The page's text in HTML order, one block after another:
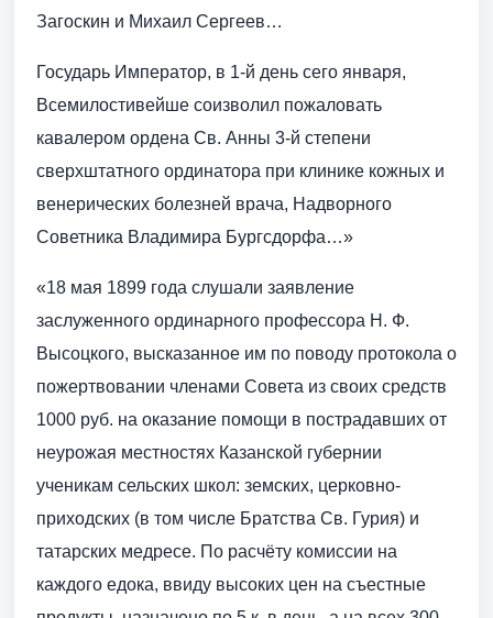
Загоскин и Михаил Сергеев…
Государь Император, в 1-й день сего января,
Всемилостивейше соизволил пожаловать
кавалером ордена Св. Анны 3-й степени
сверхштатного ординатора при клинике кожных и
венерических болезней врача, Надворного
Советника Владимира Бургсдорфа…»
«18 мая 1899 года слушали заявление
заслуженного ординарного профессора Н. Ф.
Высоцкого, высказанное им по поводу протокола о
пожертвовании членами Совета из своих средств
1000 руб. на оказание помощи в пострадавших от
неурожая местностях Казанской губернии
ученикам сельских школ: земских, церковно-
приходских (в том числе Братства Св. Гурия) и
татарских медресе. По расчёту комиссии на
каждого едока, ввиду высоких цен на съестные